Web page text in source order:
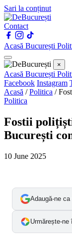
Sari la conținut
Contact
Acasă București
×
Acasă București
Facebook Instagram
Acasă /Politica /
Politica
Fostii
București
10 June 2025
Adaugă-ne
Urmărește-ne